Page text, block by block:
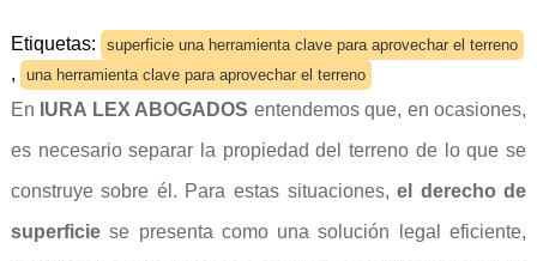
Etiquetas: superficie una herramienta clave para aprovechar el terreno
, una herramienta clave para aprovechar el terreno
En IURA LEX ABOGADOS entendemos que, en ocasiones,
es necesario separar la propiedad del terreno de lo que se
construye sobre él. Para estas situaciones,el derecho de
superficiese presenta como una solución legal eficiente,